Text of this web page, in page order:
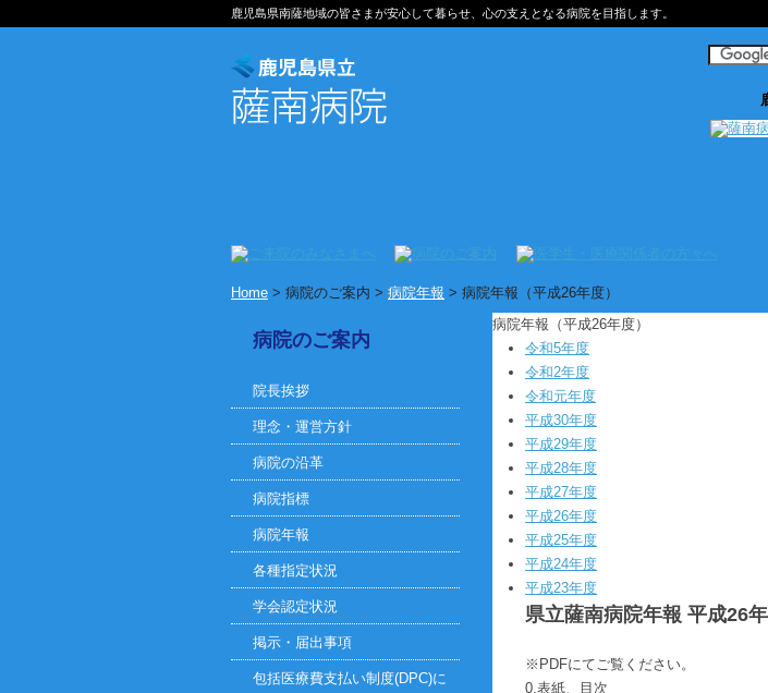
鹿児島県南薩地域の皆さまが安心して暮らせ、心の支えとなる病院を目指します。
Home > 病院のご案内 > 病院年報 > 病院年報（平成26年度）
病院年報（平成26年度）
令和5年度
令和2年度
令和元年度
平成30年度
平成29年度
平成28年度
平成27年度
平成26年度
平成25年度
平成24年度
平成23年度
県立薩南病院年報 平成26
※PDFにてご覧ください。
0.表紙、目次
病院のご案内
院長挨拶
理念・運営方針
病院の沿革
病院指標
病院年報
各種指定状況
学会認定状況
掲示・届出事項
包括医療費支払い制度(DPC)に